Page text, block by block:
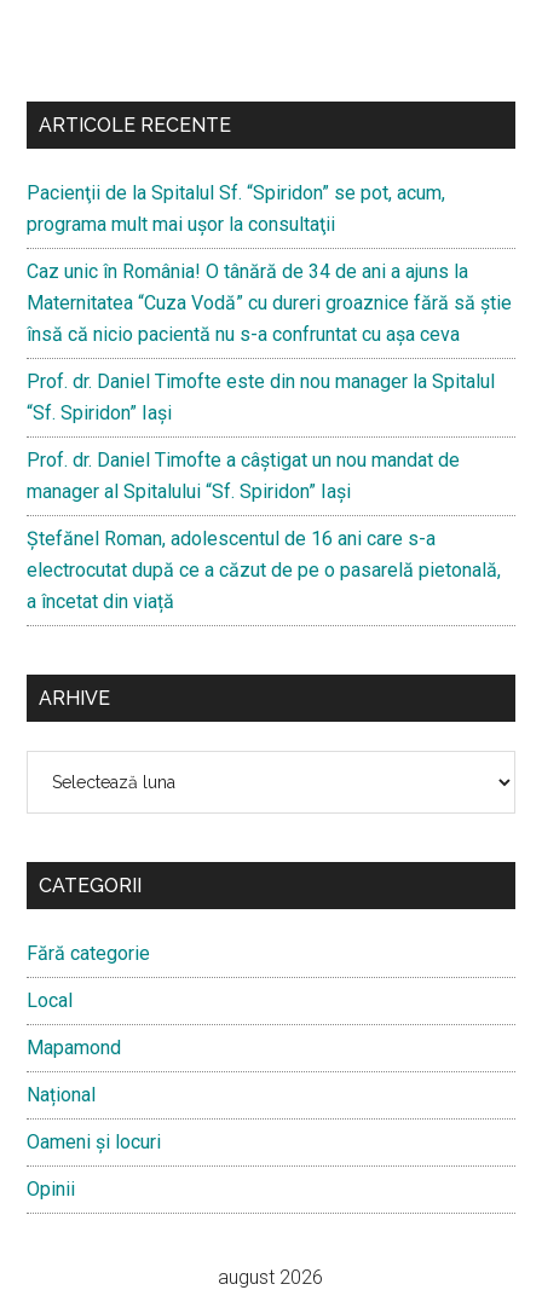
secundara
ARTICOLE RECENTE
Pacienţii de la Spitalul Sf. “Spiridon” se pot, acum,
programa mult mai uşor la consultaţii
Caz unic în România! O tânără de 34 de ani a ajuns la
Maternitatea “Cuza Vodă” cu dureri groaznice fără să ştie
însă că nicio pacientă nu s-a confruntat cu așa ceva
Prof. dr. Daniel Timofte este din nou manager la Spitalul
“Sf. Spiridon” Iaşi
Prof. dr. Daniel Timofte a câștigat un nou mandat de
manager al Spitalului “Sf. Spiridon” Iași
Ştefănel Roman, adolescentul de 16 ani care s-a
electrocutat după ce a căzut de pe o pasarelă pietonală,
a încetat din viață
ARHIVE
CATEGORII
Fără categorie
Local
Mapamond
Național
Oameni și locuri
Opinii
august 2026